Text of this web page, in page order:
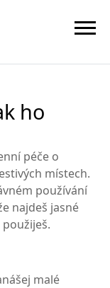
ho
péče o
místech.
používání
najdeš jasné
malé